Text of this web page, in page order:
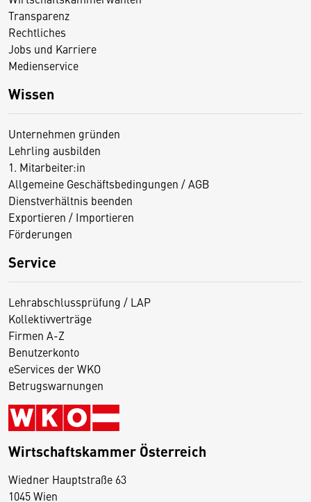
Transparenz
Rechtliches
Jobs und Karriere
Medienservice
Wissen
Unternehmen gründen
Lehrling ausbilden
1. Mitarbeiter:in
Allgemeine Geschäftsbedingungen / AGB
Dienstverhältnis beenden
Exportieren / Importieren
Förderungen
Service
Lehrabschlussprüfung / LAP
Kollektivverträge
Firmen A-Z
Benutzerkonto
eServices der WKO
Betrugswarnungen
Wirtschaftskammer Österreich
Wiedner Hauptstraße 63
1045 Wien
D